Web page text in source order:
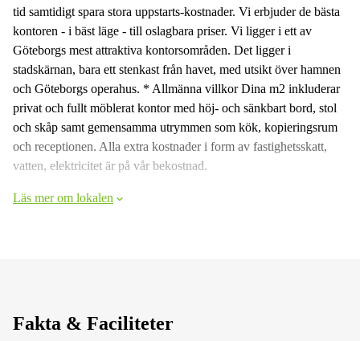
tid samtidigt spara stora uppstarts-kostnader. Vi erbjuder de bästa
kontoren - i bäst läge - till oslagbara priser. Vi ligger i ett av
Göteborgs mest attraktiva kontorsområden. Det ligger i
stadskärnan, bara ett stenkast från havet, med utsikt över hamnen
och Göteborgs operahus. * Allmänna villkor Dina m2 inkluderar
privat och fullt möblerat kontor med höj- och sänkbart bord, stol
och skåp samt gemensamma utrymmen som kök, kopieringsrum
och receptionen. Alla extra kostnader i form av fastighetsskatt,
vatten, elektricitet är på vår bekostnad.
Läs mer om lokalen
Fakta & Faciliteter